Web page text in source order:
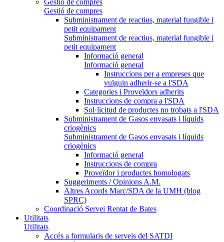
Gestió de compres
Subministrament de reactius, material fungible i
petit equipament
Subministrament de reactius, material fungible i
petit equipament
Informació general
Informació general
Instruccions per a empreses que
vulguin adherir-se a l'SDA
Categories i Proveïdors adherits
Instruccions de compra a l'SDA
Sol·licitud de productes no trobats a l'SDA
Subministrament de Gasos envasats i líquids
criogènics
Subministrament de Gasos envasats i líquids
criogènics
Informació general
Instruccions de compra
Proveïdor i productes homologats
Suggeriments / Opinions A.M.
Altres Acords Marc/SDA de la UMH (blog
SPRC)
Coordinació Servei Rentat de Bates
Utilitats
Utilitats
Accés a formularis de serveis del SATDI